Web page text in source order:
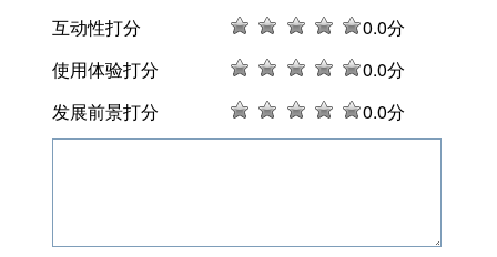
互动性打分 0.0分
使用体验打分
0.0分
发展前景打分
0.0分